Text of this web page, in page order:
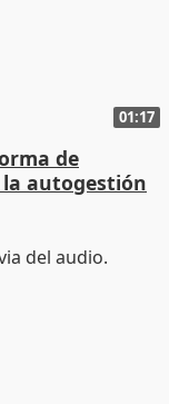
01:17
de
autogestión